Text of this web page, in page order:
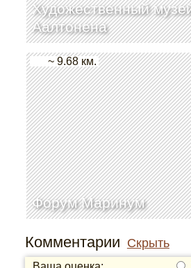
Художественный
Аалтонена
Форум Маринум
~ 9.68 км.
Комментарии Скрыть